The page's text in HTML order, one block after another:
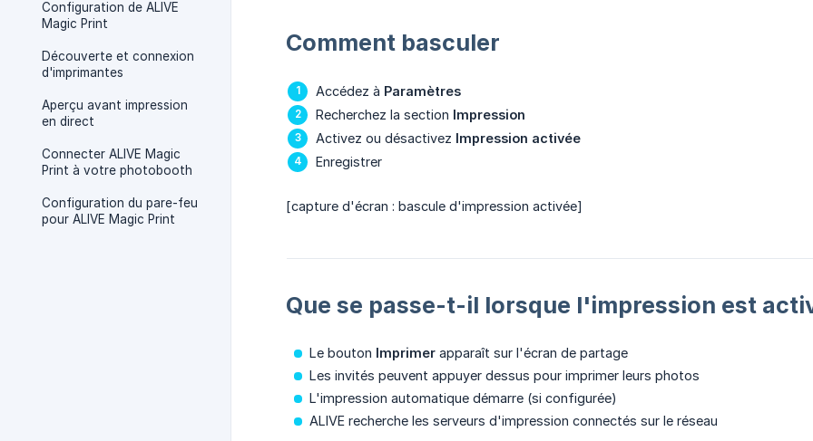
Configuration de ALIVE
Magic Print
Découverte et connexion
d'imprimantes
Aperçu avant impression
en direct
Connecter ALIVE Magic
Print à votre photobooth
Configuration du pare-feu
pour ALIVE Magic Print
Comment basculer
Accédez à Paramètres
Recherchez la section Impression
Activez ou désactivez Impression activée
Enregistrer
[capture d'écran : bascule d'impression activée]
Que se passe-t-il lorsque l'impression est
Le bouton Imprimer apparaît sur l'écran de partage
Les invités peuvent appuyer dessus pour imprimer leurs photos
L'impression automatique démarre (si configurée)
ALIVE recherche les serveurs d'impression connectés sur le réseau